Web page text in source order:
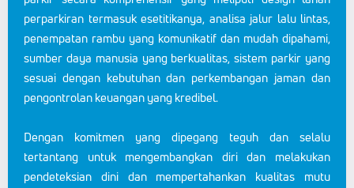
perparkiran termasuk esetitikanya, analisa jalur lalu lintas,
penempatan rambu yang komunikatif dan mudah dipahami,
sumber daya manusia yang berkualitas, sistem parkir yang
sesuai dengan kebutuhan dan perkembangan jaman dan
pengontrolan keuangan yang kredibel.
Dengan komitmen yang dipegang teguh dan selalu
tertantang untuk mengembangkan diri dan melakukan
pendeteksian dini dan mempertahankan kualitas mutu
client